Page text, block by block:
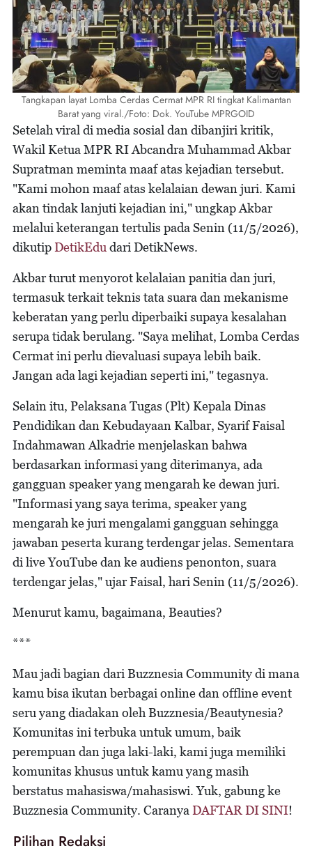
Tangkapan layat Lomba Cerdas Cermat MPR RI tingkat Kalimantan
Barat yang viral./Foto: Dok. YouTube MPRGOID
Setelah viral di media sosial dan dibanjiri kritik,
Wakil Ketua MPR RI Abcandra Muhammad Akbar
Supratman meminta maaf atas kejadian tersebut.
"Kami mohon maaf atas kelalaian dewan juri. Kami
akan tindak lanjuti kejadian ini," ungkap Akbar
melalui keterangan tertulis pada Senin (11/5/2026),
dikutipDetikEdudari DetikNews.
Akbar turut menyorot kelalaian panitia dan juri,
termasuk terkait teknis tata suara dan mekanisme
keberatan yang perlu diperbaiki supaya kesalahan
serupa tidak berulang. "Saya melihat, Lomba Cerdas
Cermat ini perlu dievaluasi supaya lebih baik.
Jangan ada lagi kejadian seperti ini," tegasnya.
Selain itu, Pelaksana Tugas (Plt) Kepala Dinas
Pendidikan dan Kebudayaan Kalbar, Syarif Faisal
Indahmawan Alkadrie menjelaskan bahwa
berdasarkan informasi yang diterimanya, ada
gangguan speaker yang mengarah ke dewan juri.
"Informasi yang saya terima, speaker yang
mengarah ke juri mengalami gangguan sehingga
jawaban peserta kurang terdengar jelas. Sementara
di live YouTube dan ke audiens penonton, suara
terdengar jelas," ujar Faisal, hari Senin (11/5/2026).
Menurut kamu, bagaimana, Beauties?
***
Mau jadi bagian dari Buzznesia Community di mana
kamu bisa ikutan berbagai online dan offline event
seru yang diadakan oleh Buzznesia/Beautynesia?
Komunitas ini terbuka untuk umum, baik
perempuan dan juga laki-laki, kami juga memiliki
komunitas khusus untuk kamu yang masih
berstatus mahasiswa/mahasiswi. Yuk, gabung ke
Buzznesia Community. CaranyaDAFTAR DI SINI!
Pilihan Redaksi